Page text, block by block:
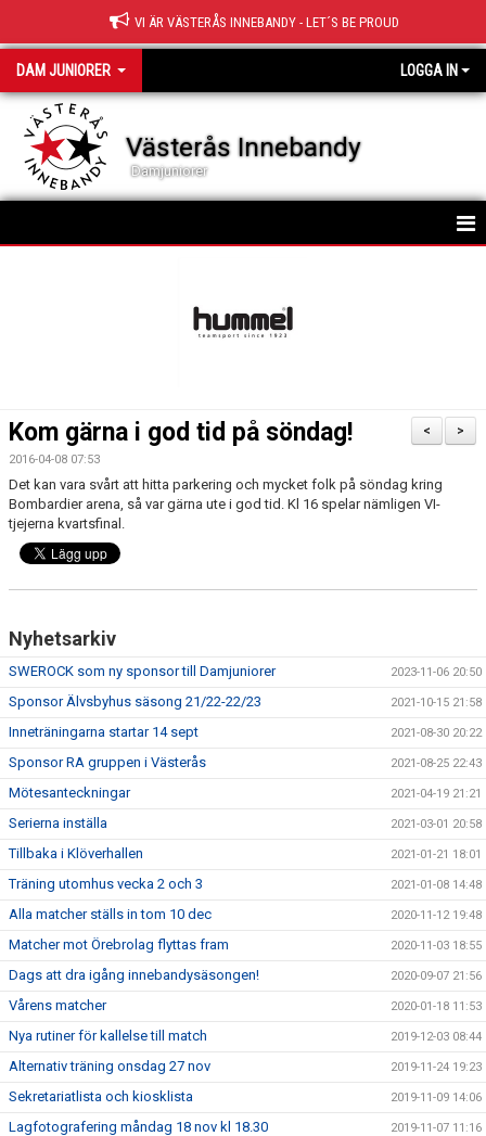
VI ÄR VÄSTERÅS INNEBANDY - LET´S BE PROUD
DAM JUNIORER LOGGA IN
Västerås Innebandy
Damjuniorer
MATCHER
DOKUMENT
>
<
Kom gärna i god tid på söndag!
2016-04-08 07:53
Det kan vara svårt att hitta parkering och mycket folk på söndag kring
Bombardier arena, så var gärna ute i god tid. Kl 16 spelar nämligen VI-
tjejerna kvartsfinal.
Nyhetsarkiv
SWEROCK som ny sponsor till Damjuniorer 2023-11-06 20:50
Sponsor Älvsbyhus säsong 21/22-22/23 2021-10-15 21:58
Inneträningarna startar 14 sept 2021-08-30 20:22
Sponsor RA gruppen i Västerås 2021-08-25 22:43
Mötesanteckningar 2021-04-19 21:21
Serierna inställa 2021-03-01 20:58
Tillbaka i Klöverhallen 2021-01-21 18:01
Träning utomhus vecka 2 och 3 2021-01-08 14:48
Alla matcher ställs in tom 10 dec 2020-11-12 19:48
Matcher mot Örebrolag flyttas fram 2020-11-03 18:55
Dags att dra igång innebandysäsongen! 2020-09-07 21:56
Vårens matcher 2020-01-18 11:53
Nya rutiner för kallelse till match 2019-12-03 08:44
Alternativ träning onsdag 27 nov 2019-11-24 19:23
Sekretariatlista och kiosklista 2019-11-09 14:06
Lagfotografering måndag 18 nov kl 18.30 2019-11-07 11:16